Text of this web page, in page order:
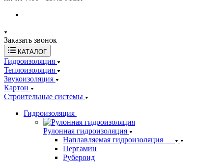
Заказать звонок
КАТАЛОГ
Гидроизоляция
Теплоизоляция
Звукоизоляция
Картон
Строительные системы
Гидроизоляция
Рулонная гидроизоляция
Наплавляемая гидроизоляция
Пергамин
Рубероид